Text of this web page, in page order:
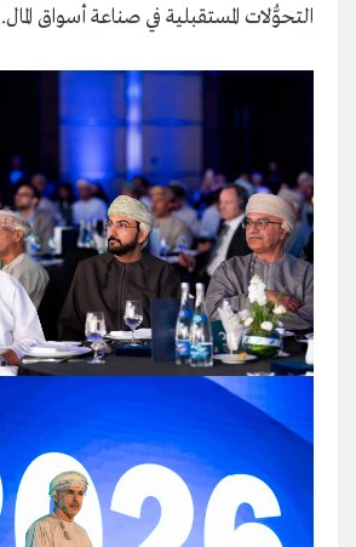
التحوُّلات المستقبلية في صناعة أسواق المال.